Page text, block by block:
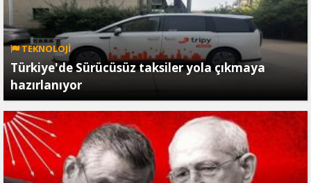
TEKNOLOJİ
Türkiye'de Sürücüsüz taksiler yola çıkmaya
hazırlanıyor